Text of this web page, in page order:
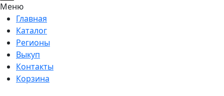
Меню
Главная
Каталог
Регионы
Выкуп
Контакты
Корзина